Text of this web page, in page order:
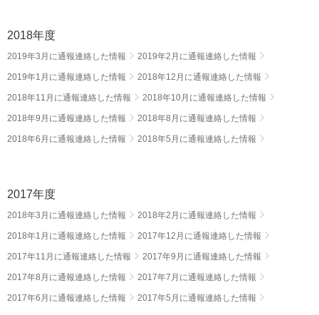
2018年度
2019年3月に通報連絡した情報 2019年2月に通報連絡した情報
2019年1月に通報連絡した情報 2018年12月に通報連絡した情報
2018年11月に通報連絡した情報 2018年10月に通報連絡した情報
2018年9月に通報連絡した情報 2018年8月に通報連絡した情報
2018年6月に通報連絡した情報 2018年5月に通報連絡した情報
2017年度
2018年3月に通報連絡した情報 2018年2月に通報連絡した情報
2018年1月に通報連絡した情報 2017年12月に通報連絡した情報
2017年11月に通報連絡した情報 2017年9月に通報連絡した情報
2017年8月に通報連絡した情報 2017年7月に通報連絡した情報
2017年6月に通報連絡した情報 2017年5月に通報連絡した情報